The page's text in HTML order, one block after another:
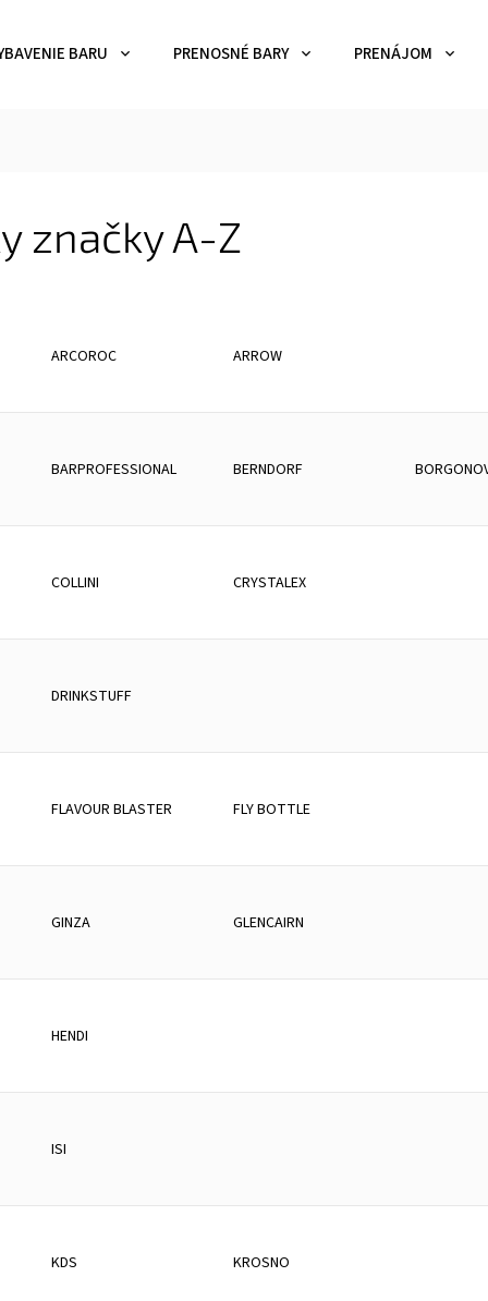
BARU PRENOSNÉ BARY PRENÁJOM
značky A-Z
ARCOROC ARROW
BARPROFESSIONAL BERNDORF
COLLINI CRYSTALEX
DRINKSTUFF
FLAVOUR BLASTER FLY BOTTLE
GINZA GLENCAIRN
HENDI
ISI
KDS KROSNO